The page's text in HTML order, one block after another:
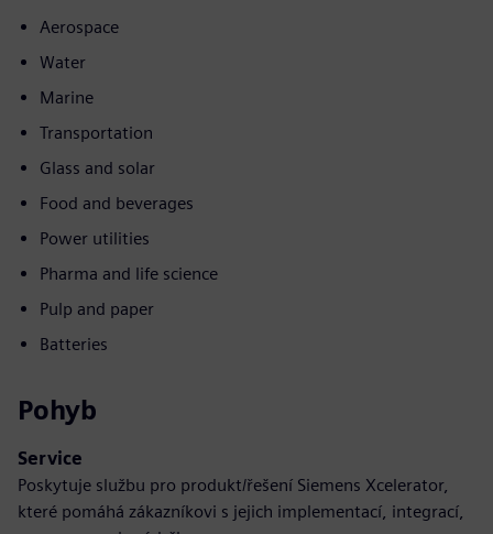
Aerospace
Water
Marine
Transportation
Glass and solar
Food and beverages
Power utilities
Pharma and life science
Pulp and paper
Batteries
Pohyb
Service
Poskytuje službu pro produkt/řešení Siemens Xcelerator,
které pomáhá zákazníkovi s jejich implementací, integrací,